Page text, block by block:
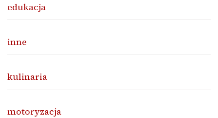
edukacja
inne
kulinaria
motoryzacja